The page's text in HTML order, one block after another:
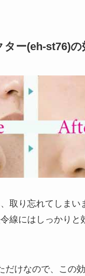
ー(eh-st76)の
取り忘れてしまい
線にはしっかりと
だけなので、この